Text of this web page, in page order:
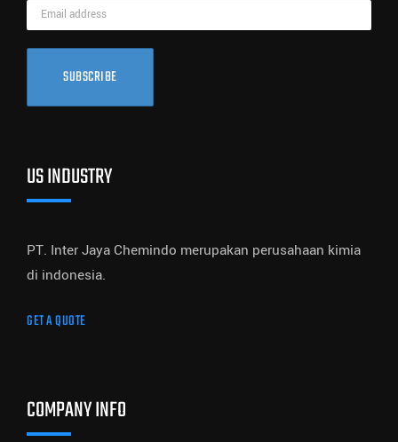
SUBSCRIBE
US INDUSTRY
PT. Inter Jaya Chemindo merupakan perusahaan kimia
di indonesia.
GET A QUOTE
COMPANY INFO